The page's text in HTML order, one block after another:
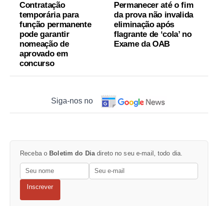
Contratação
temporária para
função permanente
pode garantir
nomeação de
aprovado em
concurso
Permanecer até o fim
da prova não invalida
eliminação após
flagrante de ‘cola’ no
Exame da OAB
Siga-nos no
Receba o Boletim do Diadireto no seu e-mail, todo dia.
Inscrever